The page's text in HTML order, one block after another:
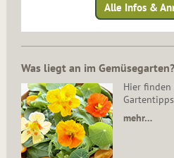
Alle Infos &
Was liegt an im Gemüsegarten?
Hier finden
mehr…